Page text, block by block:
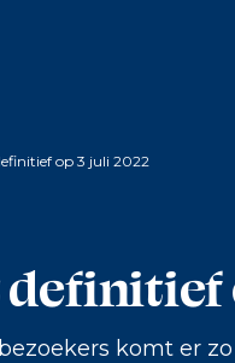
op 3 juli 2022
komt er